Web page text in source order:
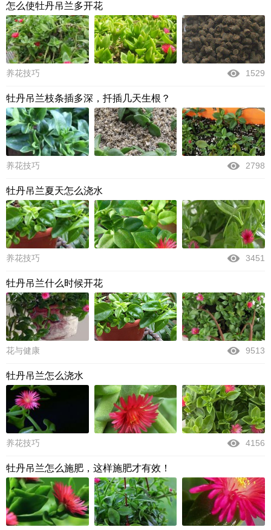
怎么使牡丹吊兰多开花
养花技巧 1529
牡丹吊兰枝条插多深，扦插几天生根？
养花技巧 2798
牡丹吊兰夏天怎么浇水
养花技巧 3451
牡丹吊兰什么时候开花
花与健康 9513
牡丹吊兰怎么浇水
养花技巧 4156
牡丹吊兰怎么施肥，这样施肥才有效！